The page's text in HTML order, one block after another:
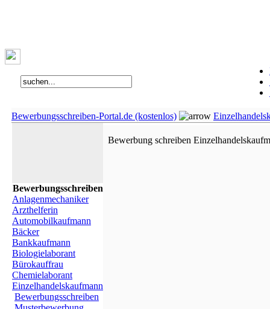
Bewerbungsschreiben-Portal.de (kostenlos)
Bewerbungsschreiben
Anlagenmechaniker
Arzthelferin
Automobilkaufmann
Bäcker
Bankkaufmann
Biologielaborant
Bürokauffrau
Chemielaborant
Einzelhandelskaufmann
Bewerbungsschreiben
Bewerbung schreiben